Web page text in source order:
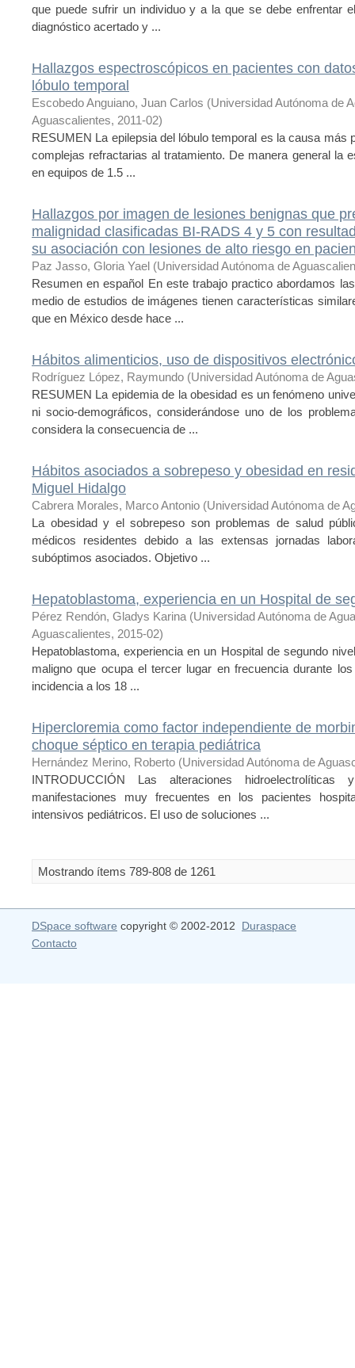
que puede sufrir un individuo y a la que se debe enfrentar
diagnóstico acertado y ...
Hallazgos espectroscópicos en pacientes con
lóbulo temporal
Escobedo Anguiano, Juan Carlos (Universidad Autónoma de
Aguascalientes, 2011-02)
RESUMEN La epilepsia del lóbulo temporal es la causa
complejas refractarias al tratamiento. De manera general la
en equipos de 1.5 ...
Hallazgos por imagen de lesiones benignas que
malignidad clasificadas BI-RADS 4 y 5 con
su asociación con lesiones de alto riesgo en
Paz Jasso, Gloria Yael (Universidad Autónoma de
Resumen en español En este trabajo practico abordamos
medio de estudios de imágenes tienen características
que en México desde hace ...
Hábitos alimenticios, uso de dispositivos
Rodríguez López, Raymundo (Universidad Autónoma de
RESUMEN La epidemia de la obesidad es un fenómeno
ni socio-demográficos, considerándose uno de los
considera la consecuencia de ...
Hábitos asociados a sobrepeso y obesidad en
Miguel Hidalgo
Cabrera Morales, Marco Antonio (Universidad Autónoma de
La obesidad y el sobrepeso son problemas de salud
médicos residentes debido a las extensas jornadas
subóptimos asociados. Objetivo ...
Hepatoblastoma, experiencia en un Hospital de
Pérez Rendón, Gladys Karina (Universidad Autónoma de
Aguascalientes, 2015-02)
Hepatoblastoma, experiencia en un Hospital de segundo
maligno que ocupa el tercer lugar en frecuencia durante
incidencia a los 18 ...
Hipercloremia como factor independiente de
choque séptico en terapia pediátrica
Hernández Merino, Roberto (Universidad Autónoma de
INTRODUCCIÓN Las alteraciones
manifestaciones muy frecuentes en los pacientes
intensivos pediátricos. El uso de soluciones ...
Mostrando ítems 789-808 de 1261
DSpace software copyright © 2002-2012 Duraspace
Contacto